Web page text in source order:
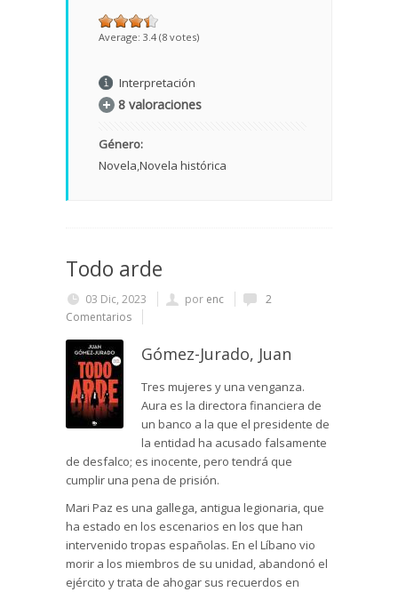
Average: 3.4 (8 votes)
Interpretación
8 valoraciones
Género:
Novela Novela histórica
Todo arde
03 Dic, 2023 por enc
2
Comentarios
Gómez-Jurado, Juan
Tres mujeres y una venganza.
Aura es la directora financiera de
un banco a la que el presidente de
la entidad ha acusado falsamente
de desfalco; es inocente, pero tendrá que
cumplir una pena de prisión.
Mari Paz es una gallega, antigua legionaria, que
ha estado en los escenarios en los que han
intervenido tropas españolas. En el Líbano vio
morir a los miembros de su unidad, abandonó el
ejército y trata de ahogar sus recuerdos en